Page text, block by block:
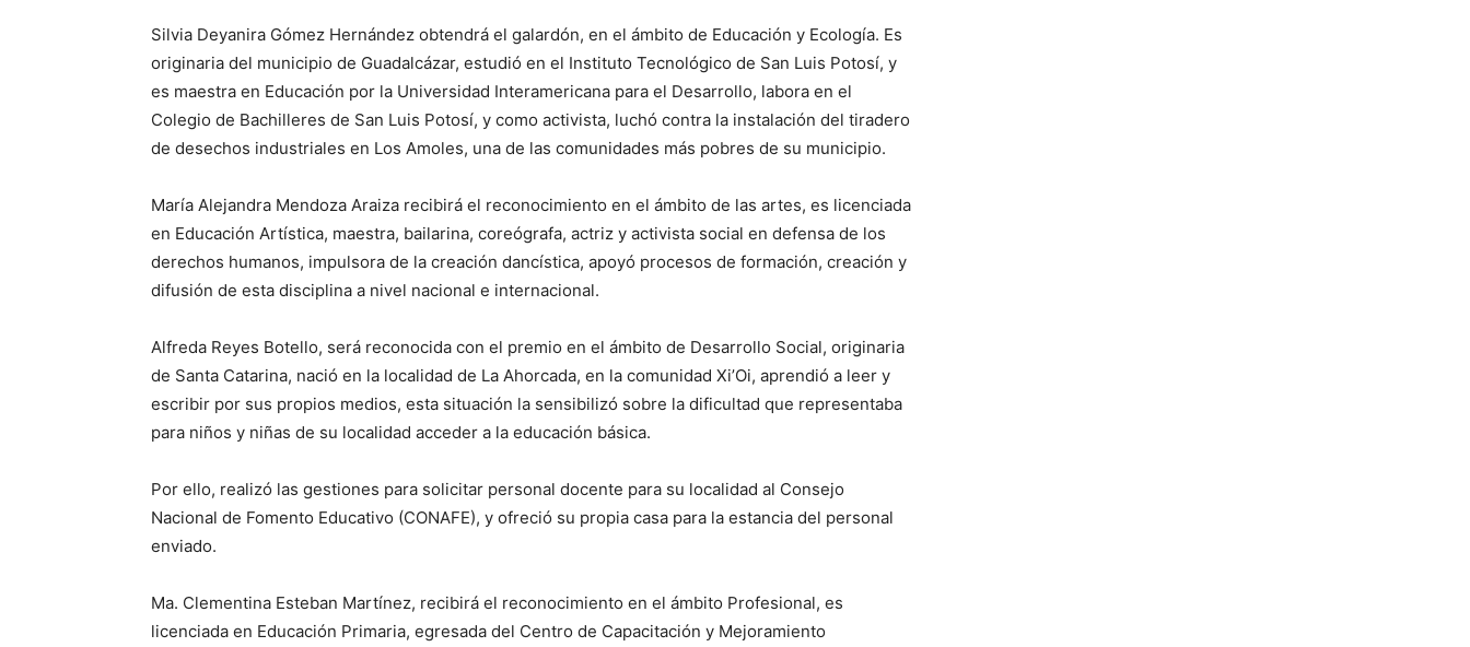
Silvia Deyanira Gómez Hernández obtendrá el galardón, en el ámbito de Educación y Ecología. Es
originaria del municipio de Guadalcázar, estudió en el Instituto Tecnológico de San Luis Potosí, y
es maestra en Educación por la Universidad Interamericana para el Desarrollo, labora en el
Colegio de Bachilleres de San Luis Potosí, y como activista, luchó contra la instalación del tiradero
de desechos industriales en Los Amoles, una de las comunidades más pobres de su municipio.
María Alejandra Mendoza Araiza recibirá el reconocimiento en el ámbito de las artes, es licenciada
en Educación Artística, maestra, bailarina, coreógrafa, actriz y activista social en defensa de los
derechos humanos, impulsora de la creación dancística, apoyó procesos de formación, creación y
difusión de esta disciplina a nivel nacional e internacional.
Alfreda Reyes Botello, será reconocida con el premio en el ámbito de Desarrollo Social, originaria
de Santa Catarina, nació en la localidad de La Ahorcada, en la comunidad Xi’Oi, aprendió a leer y
escribir por sus propios medios, esta situación la sensibilizó sobre la dificultad que representaba
para niños y niñas de su localidad acceder a la educación básica.
Por ello, realizó las gestiones para solicitar personal docente para su localidad al Consejo
Nacional de Fomento Educativo (CONAFE), y ofreció su propia casa para la estancia del personal
enviado.
Ma. Clementina Esteban Martínez, recibirá el reconocimiento en el ámbito Profesional, es
licenciada en Educación Primaria, egresada del Centro de Capacitación y Mejoramiento